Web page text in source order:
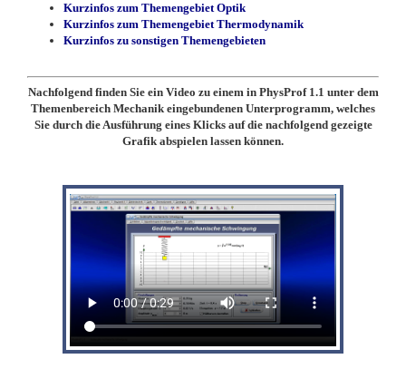
Kurzinfos zum Themengebiet Optik
Kurzinfos zum Themengebiet Thermodynamik
Kurzinfos zu sonstigen Themengebieten
Nachfolgend finden Sie ein Video zu einem in PhysProf 1.1 unter dem
Themenbereich Mechanik eingebundenen Unterprogramm, welches
Sie durch die Ausführung eines Klicks auf die nachfolgend gezeigte
Grafik abspielen lassen können.